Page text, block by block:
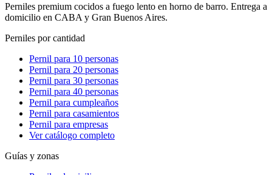
Perniles premium cocidos a fuego lento en horno de barro. Entrega a
domicilio en CABA y Gran Buenos Aires.
Perniles por cantidad
Pernil para 10 personas
Pernil para 20 personas
Pernil para 30 personas
Pernil para 40 personas
Pernil para cumpleaños
Pernil para casamientos
Pernil para empresas
Ver catálogo completo
Guías y zonas